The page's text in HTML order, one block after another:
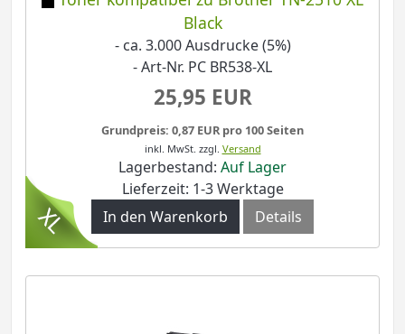
Black
- ca. 3.000 Ausdrucke (5%)
- Art-Nr. PC BR538-XL
25,95 EUR
Grundpreis: 0,87 EUR pro 100 Seiten
inkl. MwSt. zzgl. Versand
Lagerbestand: Auf Lager
Lieferzeit: 1-3 Werktage
In den Warenkorb
Details